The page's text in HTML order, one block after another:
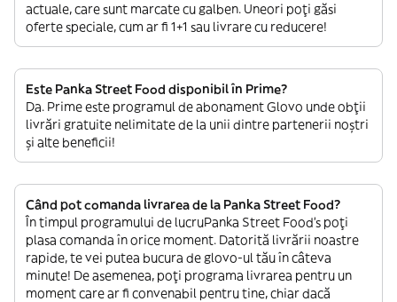
actuale, care sunt marcate cu galben. Uneori poți găsi
oferte speciale, cum ar fi 1+1 sau livrare cu reducere!
Este Panka Street Food disponibil în Prime?
Da. Prime este programul de abonament Glovo unde obții
livrări gratuite nelimitate de la unii dintre partenerii noștri
și alte beneficii!
Când pot comanda livrarea de la Panka Street Food?
În timpul programului de lucruPanka Street Food’s poți
plasa comanda în orice moment. Datorită livrării noastre
rapide, te vei putea bucura de glovo-ul tău în câteva
minute! De asemenea, poți programa livrarea pentru un
moment care ar fi convenabil pentru tine, chiar dacă